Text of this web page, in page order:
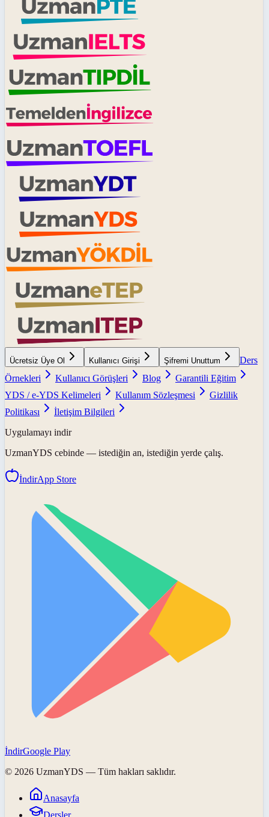
Ücretsiz Üye Ol Kullanıcı Girişi Şifremi Unuttum
Ders
Örnekleri
Kullanıcı Görüşleri Blog
Garantili Eğitim
YDS / e-YDS Kelimeleri
Kullanım Sözleşmesi
Gizlilik
Politikası
İletişim Bilgileri
Uygulamayı indir
UzmanYDS cebinde — istediğin an, istediğin yerde çalış.
İndirApp Store
İndirGoogle Play
© 2026 UzmanYDS — Tüm hakları saklıdır.
Anasayfa
Dersler